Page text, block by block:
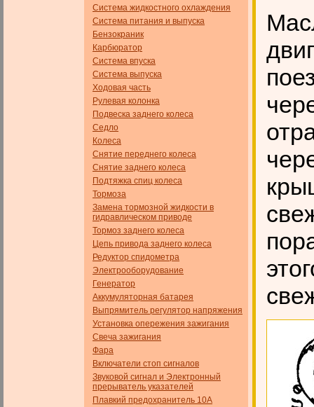
Система жидкостного охлаждения
Система питания и выпуска
Бензокраник
Карбюратор
Система впуска
Система выпуска
Ходовая часть
Рулевая колонка
Подвеска заднего колеса
Седло
Колеса
Снятие переднего колеса
Снятие заднего колеса
Подтяжка спиц колеса
Тормоза
Замена тормозной жидкости в
гидравлическом приводе
Тормоз заднего колеса
Цепь привода заднего колеса
Редуктор спидометра
Электрооборудование
Генератор
Аккумуляторная батарея
Выпрямитель регулятор напряжения
Установка опережения зажигания
Свеча зажигания
Фара
Включатели стоп сигналов
Звуковой сигнал и Электронный
прерыватель указателей
Плавкий предохранитель 10А